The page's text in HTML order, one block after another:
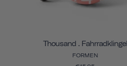
Thousand . Fahrradklingel
FORMEN